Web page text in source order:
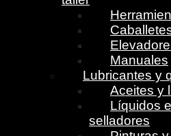
Manuales
Lubricantes y
Aceites y
Líquidos
selladores